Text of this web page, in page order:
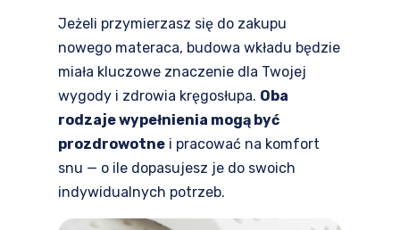
Jeżeli przymierzasz się do zakupu
nowego materaca, budowa wkładu będzie
miała kluczowe znaczenie dla Twojej
wygody i zdrowia kręgosłupa. Oba
rodzaje wypełnienia mogą być
prozdrowotne i pracować na komfort
snu — o ile dopasujesz je do swoich
indywidualnych potrzeb.